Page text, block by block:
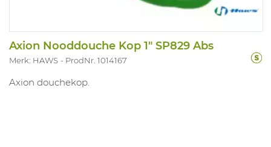
Axion Nooddouche Kop 1" SP829 Abs
Merk: HAWS ProdNr. 1014167
Axion douchekop.